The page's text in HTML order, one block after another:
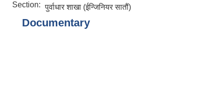
Section: पुर्वाधार शाखा (ईन्जिनियर सातौं)
Documentary